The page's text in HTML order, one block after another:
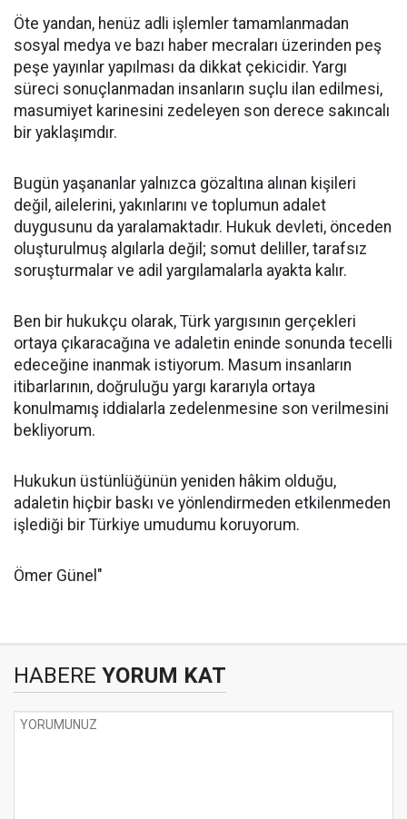
Öte yandan, henüz adli işlemler tamamlanmadan
sosyal medya ve bazı haber mecraları üzerinden peş
peşe yayınlar yapılması da dikkat çekicidir. Yargı
süreci sonuçlanmadan insanların suçlu ilan edilmesi,
masumiyet karinesini zedeleyen son derece sakıncalı
bir yaklaşımdır.
Bugün yaşananlar yalnızca gözaltına alınan kişileri
değil, ailelerini, yakınlarını ve toplumun adalet
duygusunu da yaralamaktadır. Hukuk devleti, önceden
oluşturulmuş algılarla değil; somut deliller, tarafsız
soruşturmalar ve adil yargılamalarla ayakta kalır.
Ben bir hukukçu olarak, Türk yargısının gerçekleri
ortaya çıkaracağına ve adaletin eninde sonunda tecelli
edeceğine inanmak istiyorum. Masum insanların
itibarlarının, doğruluğu yargı kararıyla ortaya
konulmamış iddialarla zedelenmesine son verilmesini
bekliyorum.
Hukukun üstünlüğünün yeniden hâkim olduğu,
adaletin hiçbir baskı ve yönlendirmeden etkilenmeden
işlediği bir Türkiye umudumu koruyorum.
Ömer Günel"
HABERE YORUM KAT